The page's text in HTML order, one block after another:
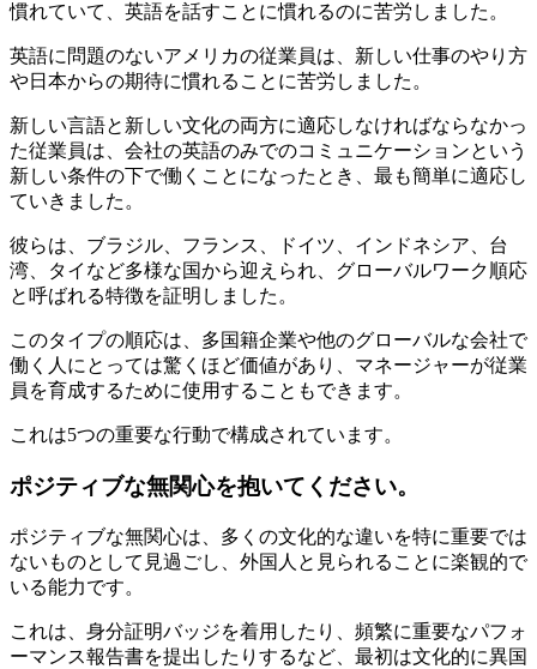
慣れていて、英語を話すことに慣れるのに苦労しました。
英語に問題のないアメリカの従業員は、新しい仕事のやり方
や日本からの期待に慣れることに苦労しました。
新しい言語と新しい文化の両方に適応しなければならなかっ
た従業員は、会社の英語のみでのコミュニケーションという
新しい条件の下で働くことになったとき、最も簡単に適応し
ていきました。
彼らは、ブラジル、フランス、ドイツ、インドネシア、台
湾、タイなど多様な国から迎えられ、グローバルワーク順応
と呼ばれる特徴を証明しました。
このタイプの順応は、多国籍企業や他のグローバルな会社で
働く人にとっては驚くほど価値があり、マネージャーが従業
員を育成するために使用することもできます。
これは5つの重要な行動で構成されています。
ポジティブな無関心を抱いてください。
ポジティブな無関心は、多くの文化的な違いを特に重要では
ないものとして見過ごし、外国人と見られることに楽観的で
いる能力です。
これは、身分証明バッジを着用したり、頻繁に重要なパフォ
ーマンス報告書を提出したりするなど、最初は文化的に異国